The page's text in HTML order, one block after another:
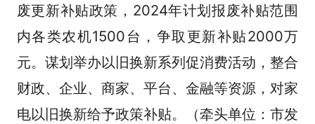
废更新补贴政策，2024年计划报废补贴范围
内各类农机1500台，争取更新补贴2000万
元。谋划举办以旧换新系列促消费活动，整合
财政、企业、商家、平台、金融等资源，对家
电以旧换新给予政策补贴。（牵头单位：市发